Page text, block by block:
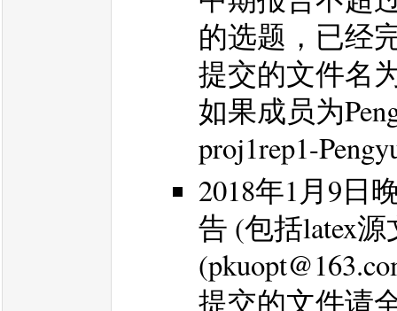
的选题，已经
提交的文件名
如果成员为
proj1rep1-
2018年1月9日
告 (包括latex
提交的文件请